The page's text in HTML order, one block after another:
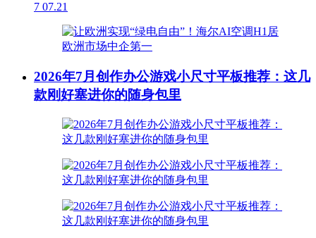
7 07.21
2026年7月创作办公游戏小尺寸平板推荐：这几
款刚好塞进你的随身包里